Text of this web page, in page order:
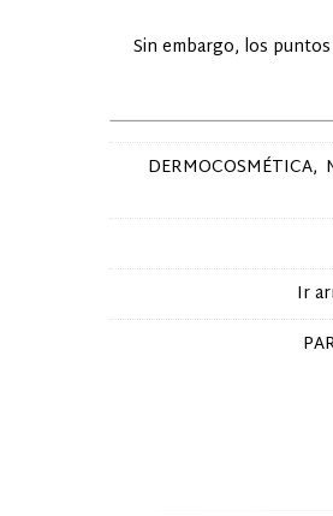
Sin embargo, los
DERMOCOSMÉTICA
Ir